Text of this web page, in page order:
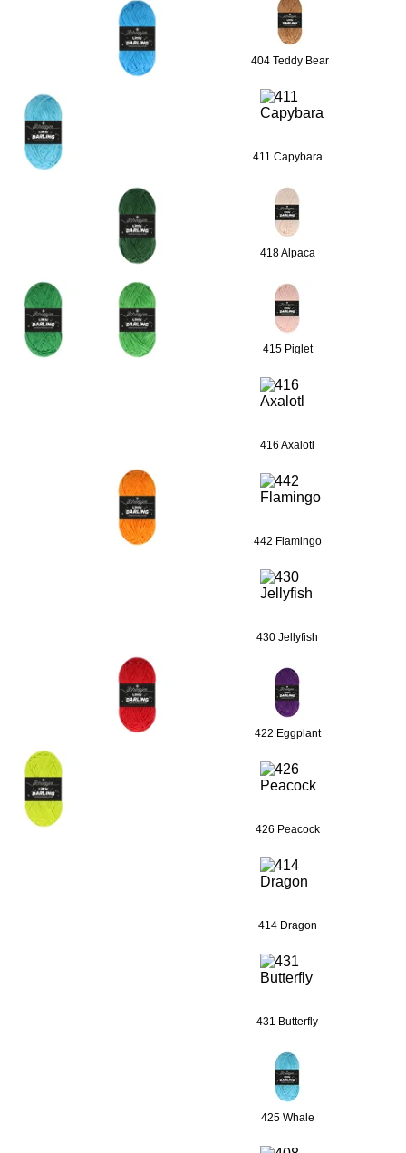
404 Teddy Bear
411 Capybara
418 Alpaca
415 Piglet
416 Axalotl
442 Flamingo
430 Jellyfish
422 Eggplant
426 Peacock
414 Dragon
431 Butterfly
425 Whale